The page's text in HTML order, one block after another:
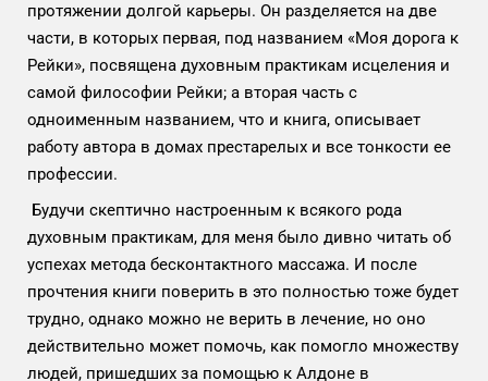
протяжении долгой карьеры. Он разделяется на две
части, в которых первая, под названием «Моя дорога к
Рейки», посвящена духовным практикам исцеления и
самой философии Рейки; а вторая часть с
одноименным названием, что и книга, описывает
работу автора в домах престарелых и все тонкости ее
профессии.
Будучи скептично настроенным к всякого рода
духовным практикам, для меня было дивно читать об
успехах метода бесконтактного массажа. И после
прочтения книги поверить в это полностью тоже будет
трудно, однако можно не верить в лечение, но оно
действительно может помочь, как помогло множеству
людей, пришедших за помощью к Алдоне в